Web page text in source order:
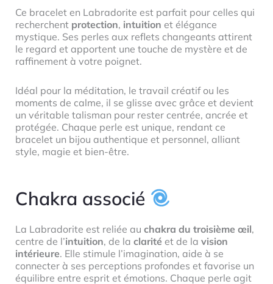
Ce bracelet en Labradorite est parfait pour celles qui
recherchent protection, intuition et élégance
mystique. Ses perles aux reflets changeants attirent
le regard et apportent une touche de mystère et de
raffinement à votre poignet.
Idéal pour la méditation, le travail créatif ou les
moments de calme, il se glisse avec grâce et devient
un véritable talisman pour rester centrée, ancrée et
protégée. Chaque perle est unique, rendant ce
bracelet un bijou authentique et personnel, alliant
style, magie et bien-être.
Chakra associé
La Labradorite est reliée au chakra du troisième œil,
centre de l’intuition, de la clarité et de la vision
intérieure. Elle stimule l’imagination, aide à se
connecter à ses perceptions profondes et favorise un
équilibre entre esprit et émotions. Chaque perle agit